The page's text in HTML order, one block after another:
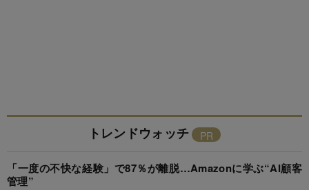
トレンドウォッチ
「一度の不快な経験」で87％が離脱…Amazonに学ぶ“AI顧客
管理”